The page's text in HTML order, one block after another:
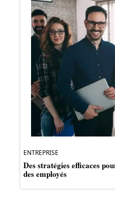
ENTREPRISE
Des stratégies efficaces
des employés